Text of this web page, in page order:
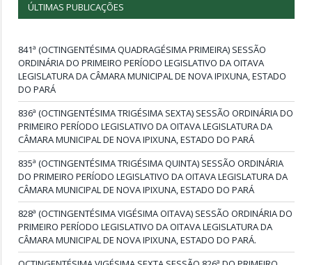
ÚLTIMAS PUBLICAÇÕES
841ª (OCTINGENTÉSIMA QUADRAGÉSIMA PRIMEIRA) SESSÃO
ORDINÁRIA DO PRIMEIRO PERÍODO LEGISLATIVO DA OITAVA
LEGISLATURA DA CÂMARA MUNICIPAL DE NOVA IPIXUNA, ESTADO
DO PARÁ
836ª (OCTINGENTÉSIMA TRIGÉSIMA SEXTA) SESSÃO ORDINÁRIA DO
PRIMEIRO PERÍODO LEGISLATIVO DA OITAVA LEGISLATURA DA
CÂMARA MUNICIPAL DE NOVA IPIXUNA, ESTADO DO PARÁ
835ª (OCTINGENTÉSIMA TRIGÉSIMA QUINTA) SESSÃO ORDINÁRIA
DO PRIMEIRO PERÍODO LEGISLATIVO DA OITAVA LEGISLATURA DA
CÂMARA MUNICIPAL DE NOVA IPIXUNA, ESTADO DO PARÁ
828ª (OCTINGENTÉSIMA VIGÉSIMA OITAVA) SESSÃO ORDINÁRIA DO
PRIMEIRO PERÍODO LEGISLATIVO DA OITAVA LEGISLATURA DA
CÂMARA MUNICIPAL DE NOVA IPIXUNA, ESTADO DO PARÁ.